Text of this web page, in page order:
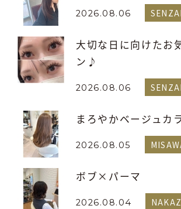
2026.08.06 SENZAI
大切な日に向けたお
ン♪
2026.08.06 SENZAI
まろやかベージュカ
2026.08.05
ボブ×パーマ
2026.08.04